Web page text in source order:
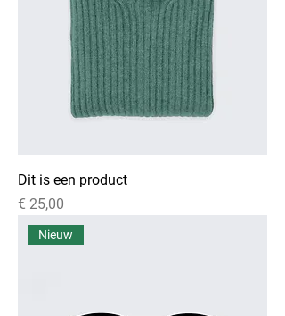
Dit is een product
Prijs
€ 25,00
Nieuw